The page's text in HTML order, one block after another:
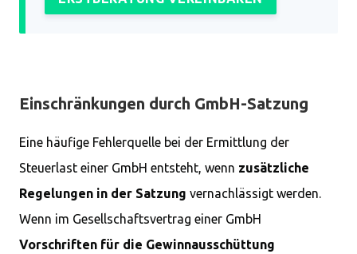
Einschränkungen durch GmbH-Satzung
Eine häufige Fehlerquelle bei der Ermittlung der
Steuerlast einer GmbH entsteht, wenn zusätzliche
Regelungen in der Satzung vernachlässigt werden.
Wenn im Gesellschaftsvertrag einer GmbH
Vorschriften für die Gewinnausschüttung